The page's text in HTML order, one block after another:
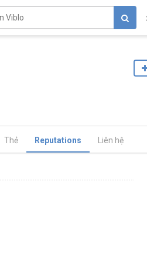
Thẻ Reputations Liên hệ